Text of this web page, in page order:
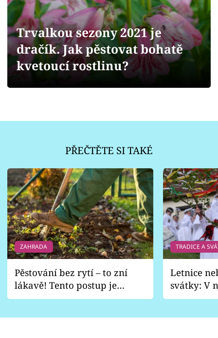
Přihlášení
Sledujte nás
Trvalkou sezony 2021 je
dračík. Jak pěstovat bohatě
kvetoucí rostlinu?
PŘEČTĚTE SI TAKÉ
ZAHRADA
Pěstování bez rytí – to zní
lákavě! Tento postup je
vhodný jen pro některé
TRADICE A
Letnice
svátky: V
pondělí